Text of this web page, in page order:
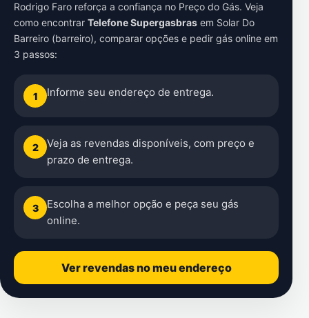
Rodrigo Faro reforça a confiança no Preço do Gás. Veja
como encontrar Telefone Supergasbras em Solar Do
Barreiro (barreiro), comparar opções e pedir gás online em
3 passos:
1 Informe seu endereço de entrega.
2
Veja as revendas disponíveis, com preço e
prazo de entrega.
3
Escolha a melhor opção e peça seu gás
online.
Ver revendas no meu endereço